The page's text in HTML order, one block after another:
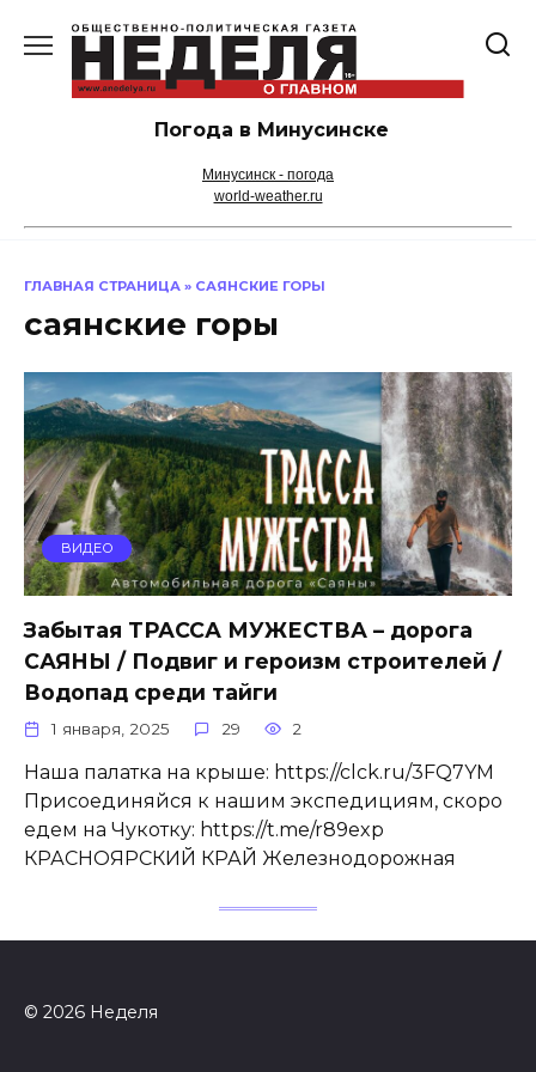
содержанию
Погода в Минусинске
Минусинск - погода
world-weather.ru
ГЛАВНАЯ СТРАНИЦА » САЯНСКИЕ ГОРЫ
саянские горы
ВИДЕО
Забытая ТРАССА МУЖЕСТВА – дорога
САЯНЫ / Подвиг и героизм строителей /
Водопад среди тайги
1 января, 2025 29 2
Наша палатка на крыше: https://clck.ru/3FQ7YM
Присоединяйся к нашим экспедициям, скоро
едем на Чукотку: https://t.me/r89exp
КРАСНОЯРСКИЙ КРАЙ Железнодорожная
© 2026 Неделя